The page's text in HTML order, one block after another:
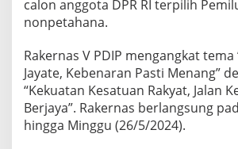
calon anggota DPR RI terpilih
nonpetahana.
Rakernas V PDIP mengangkat tema
Jayate, Kebenaran Pasti Menang”
“Kekuatan Kesatuan Rakyat, Jalan
Berjaya”. Rakernas berlangsung
hingga Minggu (26/5/2024).